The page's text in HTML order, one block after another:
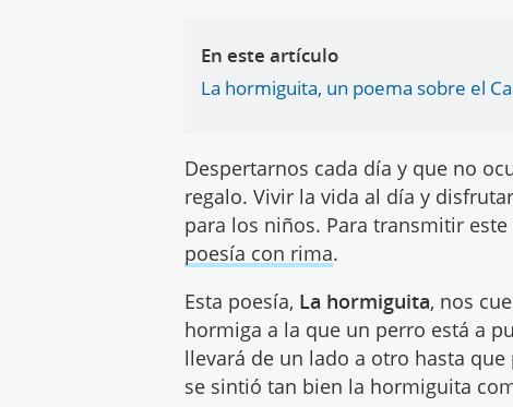
En este artículo
La hormiguita, un poema sobre el
Despertarnos cada día y que no
regalo. Vivir la vida al día y
para los niños. Para transmitir
poesía con rima.
Esta poesía, La hormiguita, nos
hormiga a la que un perro está a
llevará de un lado a otro hasta
se sintió tan bien la hormiguita